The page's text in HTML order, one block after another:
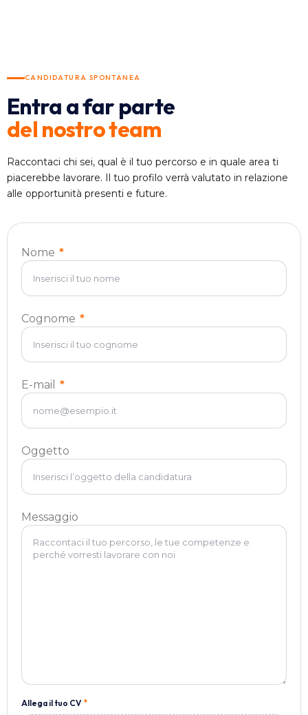
CANDIDATURA SPONTANEA
Entra a far parte
del nostro team
Raccontaci chi sei, qual è il tuo percorso e in quale area ti
piacerebbe lavorare. Il tuo profilo verrà valutato in relazione
alle opportunità presenti e future.
Nome *
Cognome *
E-mail *
Oggetto
Messaggio
Allega il tuo CV *